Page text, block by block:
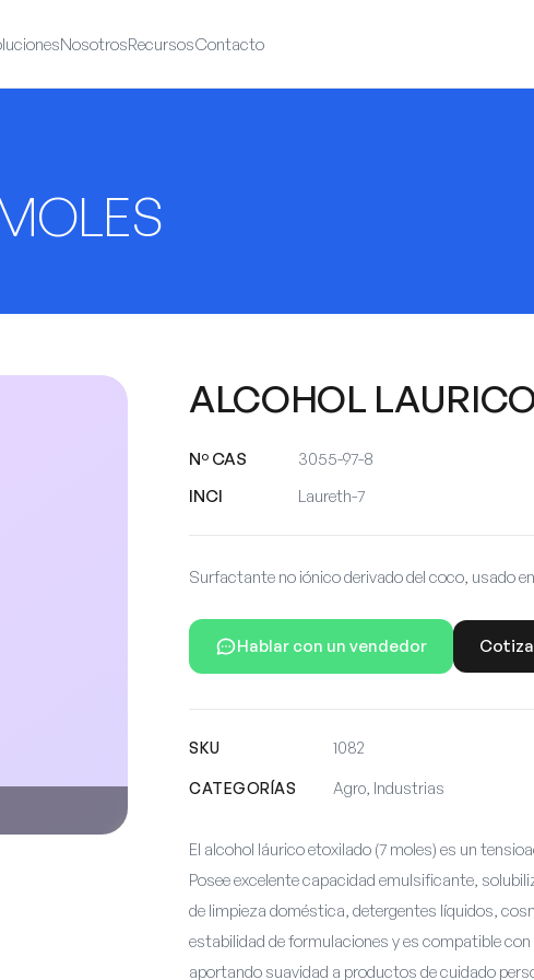
NosotrosRecursosContacto
ALCOHOL
Nº CAS
3055-97-8
INCI
Laureth-7
Surfactante no iónico derivado del coco, usado
Hablar con un vendedor
SKU 1082
CATEGORÍAS Agro, Industrias
El alcohol láurico etoxilado (7 moles) es un
Posee excelente capacidad emulsificante,
de limpieza doméstica, detergentes líquidos,
estabilidad de formulaciones y es compatible
aportando suavidad a productos de cuidado